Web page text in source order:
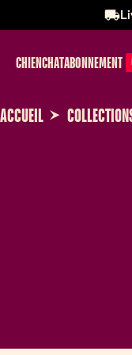
CHIENCHATABONNEMENT
ACCUEIL